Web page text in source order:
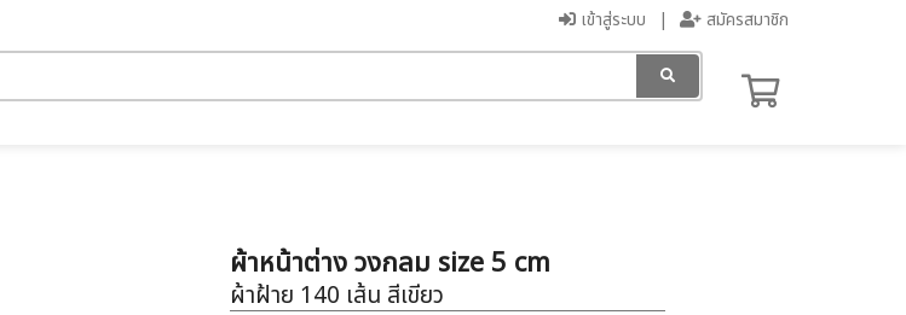
เข้าสู่ระบบ สมัครสมาชิก
ผ้าหน้าต่าง วงกลม size 5 cm
ผ้าฝ้าย 140 เส้น สีเขียว